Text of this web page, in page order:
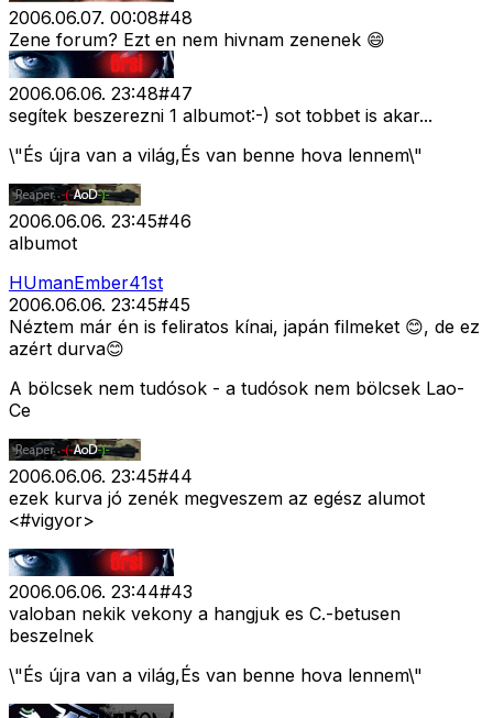
2006.06.07. 00:08#48
Zene forum? Ezt en nem hivnam zenenek 😄
2006.06.06. 23:48#47
segítek beszerezni 1 albumot:-) sot tobbet is akar...
\"És újra van a világ,És van benne hova lennem\"
2006.06.06. 23:45#46
albumot
HUmanEmber41st
2006.06.06. 23:45#45
Néztem már én is feliratos kínai, japán filmeket 😊, de ez
azért durva😊
A bölcsek nem tudósok - a tudósok nem bölcsek Lao-
Ce
2006.06.06. 23:45#44
ezek kurva jó zenék megveszem az egész alumot
<#vigyor>
2006.06.06. 23:44#43
valoban nekik vekony a hangjuk es C.-betusen
beszelnek
\"És újra van a világ,És van benne hova lennem\"